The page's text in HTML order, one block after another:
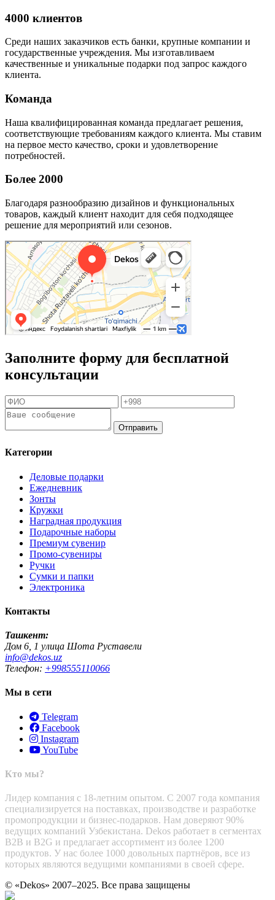
4000 клиентов
Среди наших заказчиков есть банки, крупные компании и
государственные учреждения. Мы изготавливаем
качественные и уникальные подарки под запрос каждого
клиента.
Команда
Наша квалифицированная команда предлагает решения,
соответствующие требованиям каждого клиента. Мы ставим
на первое место качество, сроки и удовлетворение
потребностей.
Более 2000
Благодаря разнообразию дизайнов и функциональных
товаров, каждый клиент находит для себя подходящее
решение для мероприятий или сезонов.
Заполните форму для бесплатной
консультации
Отправить
Категории
Деловые подарки
Ежедневник
Зонты
Кружки
Наградная продукция
Подарочные наборы
Премиум сувенир
Промо-сувениры
Ручки
Сумки и папки
Электроника
Контакты
Ташкент:
Дом 6, 1 улица Шота Руставели
info@dekos.uz
Телефон: +998555110066
Мы в сети
Telegram
Facebook
Instagram
YouTube
Кто мы?
Лидер компания с 18-летним опытом. С 2007 года компания
специализируется на поставках, производстве и разработке
промопродукции и бизнес-подарков. Нам доверяют 90%
ведущих компаний Узбекистана. Dekos работает в сегментах
B2B и B2G и предлагает ассортимент из более 1200
продуктов. У нас более 1000 довольных партнёров, все из
которых являются ведущими компаниями в своей сфере.
© «Dekos» 2007–2025. Все права защищены